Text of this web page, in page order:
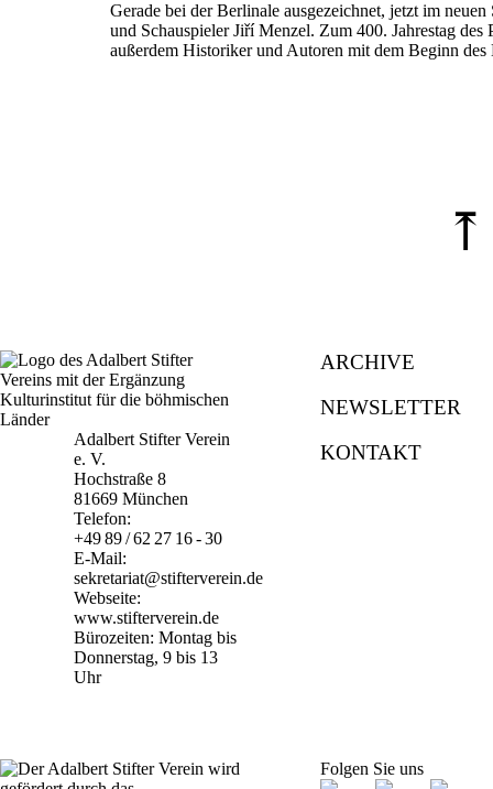
Gerade bei der Berlinale ausgezeichnet, jetzt im
und Schauspieler Jiří Menzel. Zum 400. Jahrestag des
außerdem Historiker und Autoren mit dem Beginn
⤒
Adalbert Stifter Verein
e. V.
Hochstraße 8
81669 München
Telefon:
+49 89 / 62 27 16 - 30
E-Mail:
sekretariat@stifterverein.de
Webseite:
www.stifterverein.de
Bürozeiten: Montag bis
Donnerstag, 9 bis 13
Uhr
ARCHIVE
NEWSLETTER
KONTAKT
Folgen Sie uns